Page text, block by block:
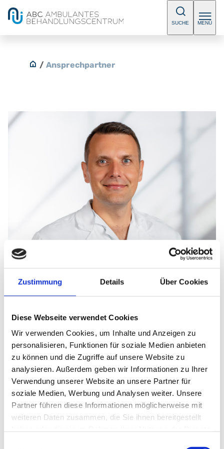
Zustimmung Details Über Cookies
Diese Webseite verwendet Cookies
Wir verwenden Cookies, um Inhalte und Anzeigen zu
personalisieren, Funktionen für soziale Medien anbieten
zu können und die Zugriffe auf unsere Website zu
analysieren. Außerdem geben wir Informationen zu Ihrer
Verwendung unserer Website an unsere Partner für
soziale Medien, Werbung und Analysen weiter. Unsere
Partner führen diese Informationen möglicherweise mit
weiteren Daten zusammen, die Sie ihnen bereitgestellt
SUCHE MENÜ
/ Ansprechpartner
Dr. med. Stefan Schnürer
Fachärztin/ Facharzt für Orthopädie
und Unfallchirurgie
Kontakt
E-Mail: abc-sued@klinikum-nuernberg.de
Telefon: +49 (0) 911 398-7755
Fax:+49 (0) 911 398-7756